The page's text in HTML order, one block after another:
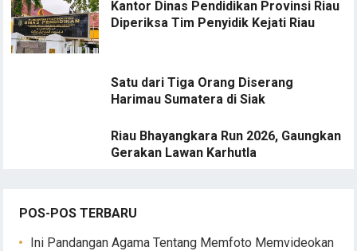
Kantor Dinas Pendidikan Provinsi Riau
Diperiksa Tim Penyidik Kejati Riau
Satu dari Tiga Orang Diserang
Harimau Sumatera di Siak
Riau Bhayangkara Run 2026, Gaungkan
Gerakan Lawan Karhutla
POS-POS TERBARU
Ini Pandangan Agama Tentang Memfoto Memvideokan